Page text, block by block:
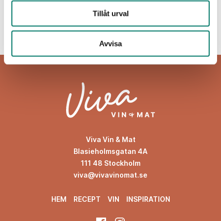
Tillåt urval
Avvisa
Viva Vin & Mat
Blasieholmsgatan 4A
111 48 Stockholm
viva@vivavinomat.se
HEM RECEPT VIN INSPIRATION